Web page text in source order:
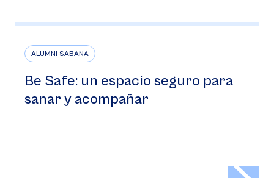
ALUMNI SABANA
Be Safe: un espacio seguro para
sanar y acompañar